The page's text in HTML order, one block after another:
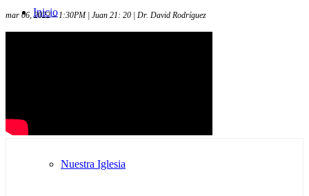
Inicio
Nuestra Iglesia
mar 06, 2022 – 1:30PM | Juan 21: 20 | Dr. David Rodríguez